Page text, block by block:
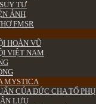
TƯ
ẢNH
FMSR
HOÀN VŨ
VIỆT NAM
MYSTICA
CỦA ĐỨC CHA TỔ PHỤ
LƯU